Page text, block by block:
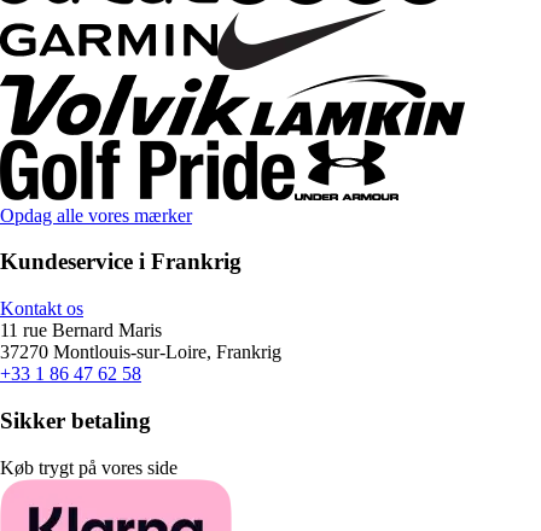
Opdag alle vores mærker
Kundeservice i Frankrig
Kontakt os
11 rue Bernard Maris
37270 Montlouis-sur-Loire, Frankrig
+33 1 86 47 62 58
Sikker betaling
Køb trygt på vores side